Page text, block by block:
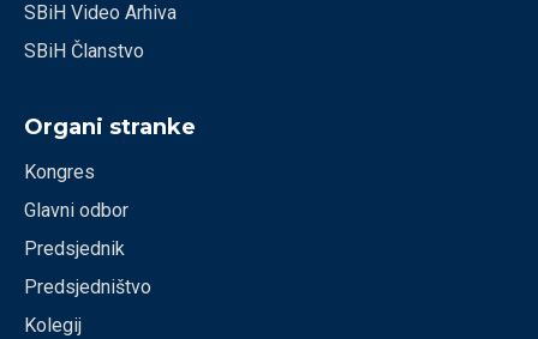
SBiH Video Arhiva
SBiH Članstvo
Organi stranke
Kongres
Glavni odbor
Predsjednik
Predsjedništvo
Kolegij